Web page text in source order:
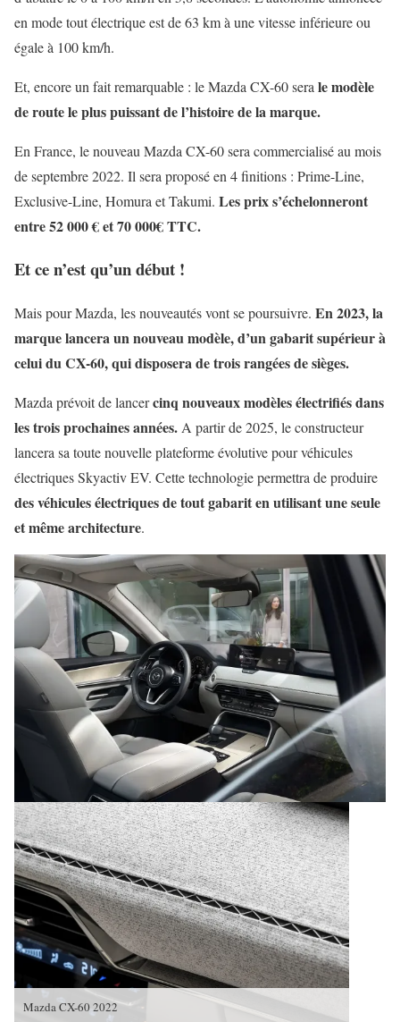
en mode tout électrique est de 63 km à une vitesse inférieure ou
égale à 100 km/h.
Et, encore un fait remarquable : le Mazda CX-60 sera le modèle
de route le plus puissant de l’histoire de la marque.
En France, le nouveau Mazda CX-60 sera commercialisé au mois
de septembre 2022. Il sera proposé en 4 finitions : Prime-Line,
Exclusive-Line, Homura et Takumi. Les prix s’échelonneront
entre 52 000 € et 70 000€ TTC.
Et ce n’est qu’un début !
Mais pour Mazda, les nouveautés vont se poursuivre. En 2023, la
marque lancera un nouveau modèle, d’un gabarit supérieur à
celui du CX-60, qui disposera de trois rangées de sièges.
Mazda prévoit de lancercinq nouveaux modèles électrifiés dans
les trois prochaines années. A partir de 2025, le constructeur
lancera sa toute nouvelle plateforme évolutive pour véhicules
électriques Skyactiv EV. Cette technologie permettra de produire
des véhicules électriques de tout gabarit en utilisant une seule
et même architecture.
Mazda CX-60 2022